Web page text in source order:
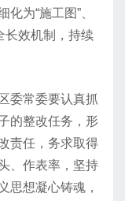
为“施工图”、
长效机制，持续
委常委要认真抓
的整改任务，形
责任，务求取得
、作表率，坚持
思想凝心铸魂，